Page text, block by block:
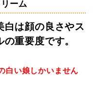
ーム
白は顔の良さやス
重要度です。
白い娘しかいません